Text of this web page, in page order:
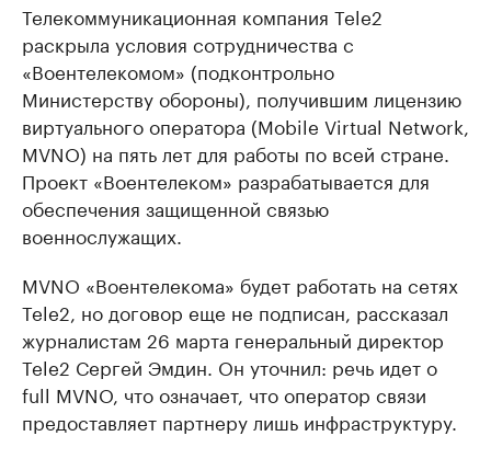
Телекоммуникационная компания Tele2
раскрыла условия сотрудничества с
«Воентелекомом» (подконтрольно
Министерству обороны), получившим лицензию
виртуального оператора (Mobile Virtual Network,
MVNO) на пять лет для работы по всей стране.
Проект «Воентелеком» разрабатывается для
обеспечения защищенной связью
военнослужащих.
MVNO «Воентелекома» будет работать на сетях
Tele2, но договор еще не подписан, рассказал
журналистам 26 марта генеральный директор
Tele2 Сергей Эмдин. Он уточнил: речь идет о
full MVNO, что означает, что оператор связи
предоставляет партнеру лишь инфраструктуру.